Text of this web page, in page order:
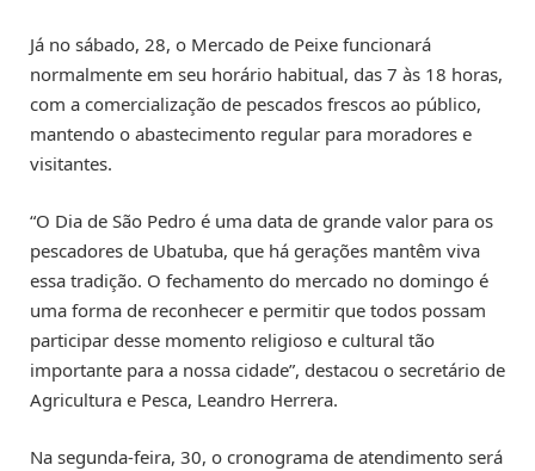
Já no sábado, 28, o Mercado de Peixe funcionará
normalmente em seu horário habitual, das 7 às 18 horas,
com a comercialização de pescados frescos ao público,
mantendo o abastecimento regular para moradores e
visitantes.
“O Dia de São Pedro é uma data de grande valor para os
pescadores de Ubatuba, que há gerações mantêm viva
essa tradição. O fechamento do mercado no domingo é
uma forma de reconhecer e permitir que todos possam
participar desse momento religioso e cultural tão
importante para a nossa cidade”, destacou o secretário de
Agricultura e Pesca, Leandro Herrera.
Na segunda-feira, 30, o cronograma de atendimento será